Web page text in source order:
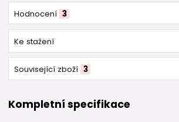
Hodnocení 3
Ke stažení
Související zboží 3
Kompletní specifikace